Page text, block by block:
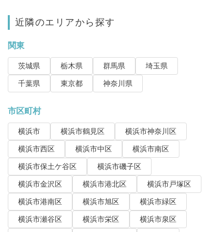
近隣のエリアから探す
関東
茨城県 栃木県 群馬県
埼玉県
千葉県
東京都 神奈川県
市区町村
横浜市 横浜市鶴見区
横浜市神奈川区
横浜市西区
横浜市中区
横浜市南区
横浜市保土ケ谷区
横浜市磯子区
横浜市金沢区
横浜市港北区
横浜市戸塚区
横浜市港南区
横浜市旭区
横浜市緑区
横浜市瀬谷区
横浜市栄区
横浜市泉区